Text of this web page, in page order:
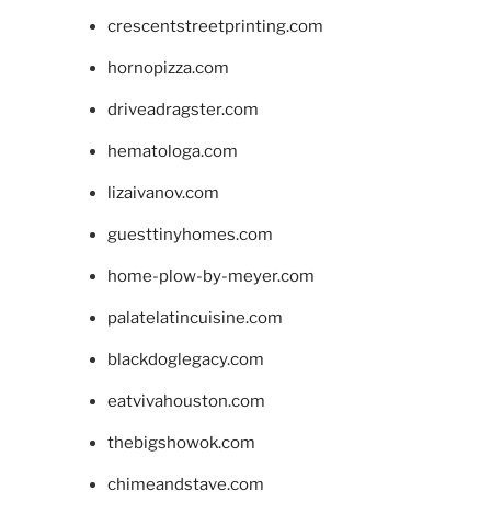
crescentstreetprinting.com
hornopizza.com
driveadragster.com
hematologa.com
lizaivanov.com
guesttinyhomes.com
home-plow-by-meyer.com
palatelatincuisine.com
blackdoglegacy.com
eatvivahouston.com
thebigshowok.com
chimeandstave.com